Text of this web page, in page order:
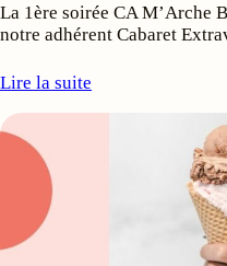
La 1ère soirée CA M’Arche
notre adhérent Cabaret
Lire la suite